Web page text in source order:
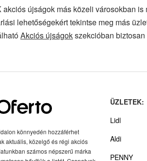
akciós újságok más közeli városokban is
lehetőségekért tekintse meg más
Akciós újságokszekcióban
könnyedén hozzáférhet
aktuális, közelgő és régi akciós
számos népszerű márka
ÜZLETEK:
Lidl
Aldi
PENNY